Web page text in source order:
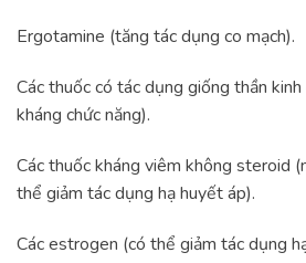
Ergotamine (tăng tác dụng co mạch).
Các thuốc có tác dụng giống thần
kháng chức năng).
Các thuốc kháng viêm không steroid
thể giảm tác dụng hạ huyết áp).
Các estrogen (có thể giảm tác dụng